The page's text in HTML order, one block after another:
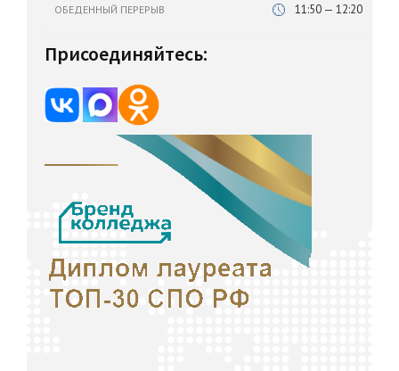
ОБЕДЕННЫЙ ПЕРЕРЫВ 11:50 — 12:20
Присоединяйтесь: